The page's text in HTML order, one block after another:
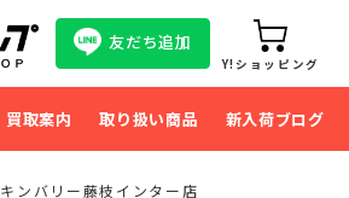
友だち追加
Y!ショッピング
買取案内 取り扱い商品 新入荷ブログ
キンバリー藤枝インター店